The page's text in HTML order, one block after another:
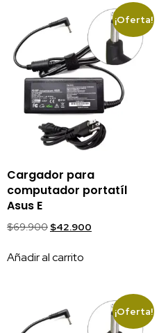
¡Oferta!
Cargador para
computador portatíl
Asus E
$69.900 $42.900
Añadir al carrito
¡Oferta!